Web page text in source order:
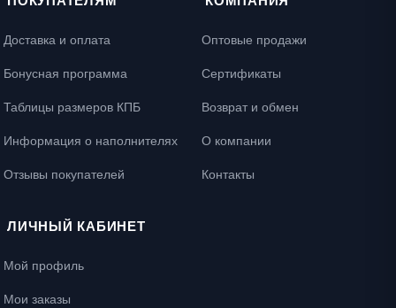
Доставка и оплата
Бонусная программа
Таблицы размеров КПБ
Информация о наполнителях
Отзывы покупателей
Оптовые продажи
Сертификаты
Возврат и обмен
О компании
Контакты
ЛИЧНЫЙ КАБИНЕТ
Мой профиль
Мои заказы